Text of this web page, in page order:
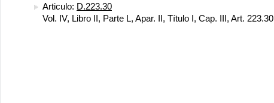
Articulo: D.223.30
Vol. IV, Libro II, Parte L, Apar. II, Título I, Cap. III, Art. 223.30